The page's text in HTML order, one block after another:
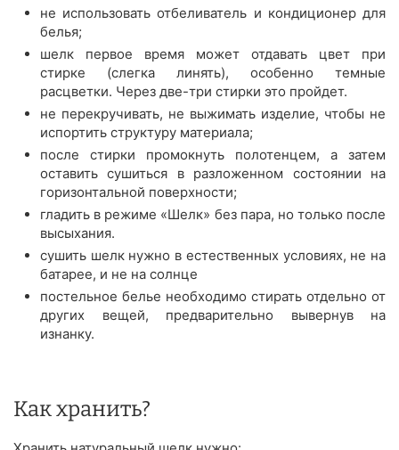
не использовать отбеливатель и кондиционер для
белья;
шелк первое время может отдавать цвет при
стирке (слегка линять), особенно темные
расцветки. Через две-три стирки это пройдет.
не перекручивать, не выжимать изделие, чтобы не
испортить структуру материала;
после стирки промокнуть полотенцем, а затем
оставить сушиться в разложенном состоянии на
горизонтальной поверхности;
гладить в режиме «Шелк» без пара, но только после
высыхания.
сушить шелк нужно в естественных условиях, не на
батарее, и не на солнце
постельное белье необходимо стирать отдельно от
других вещей, предварительно вывернув на
изнанку.
Как хранить?